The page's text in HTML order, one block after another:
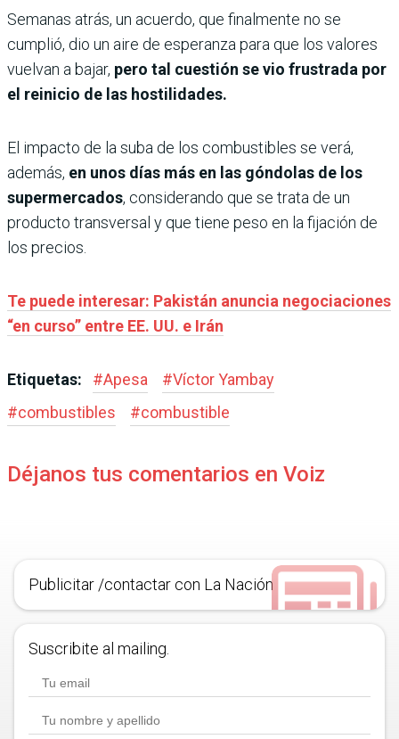
Semanas atrás, un acuerdo, que finalmente no se
cumplió, dio un aire de esperanza para que los valores
vuelvan a bajar, pero tal cuestión se vio frustrada por
el reinicio de las hostilidades.
El impacto de la suba de los combustibles se verá,
además, en unos días más en las góndolas de los
supermercados, considerando que se trata de un
producto transversal y que tiene peso en la fijación de
los precios.
Te puede interesar: Pakistán anuncia negociaciones
“en curso” entre EE. UU. e Irán
Etiquetas: #Apesa #Víctor Yambay
#combustibles #combustible
Déjanos tus comentarios en Voiz
Publicitar /contactar con La Nación
Suscribite al mailing.